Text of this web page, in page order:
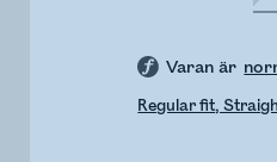
Varan är
Regular fit,